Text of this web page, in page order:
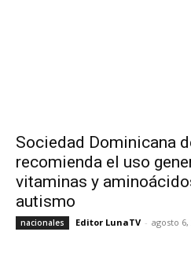
Sociedad Dominicana
recomienda el uso
vitaminas y
autismo
nacionales Editor LunaTV - agosto 6,